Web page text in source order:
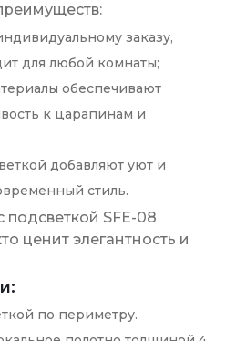
заказу,
для любой комнаты;
обеспечивают
к царапинам и
добавляют уют и
стиль.
подсветкой SFE-08
ценит элегантность и
по периметру.